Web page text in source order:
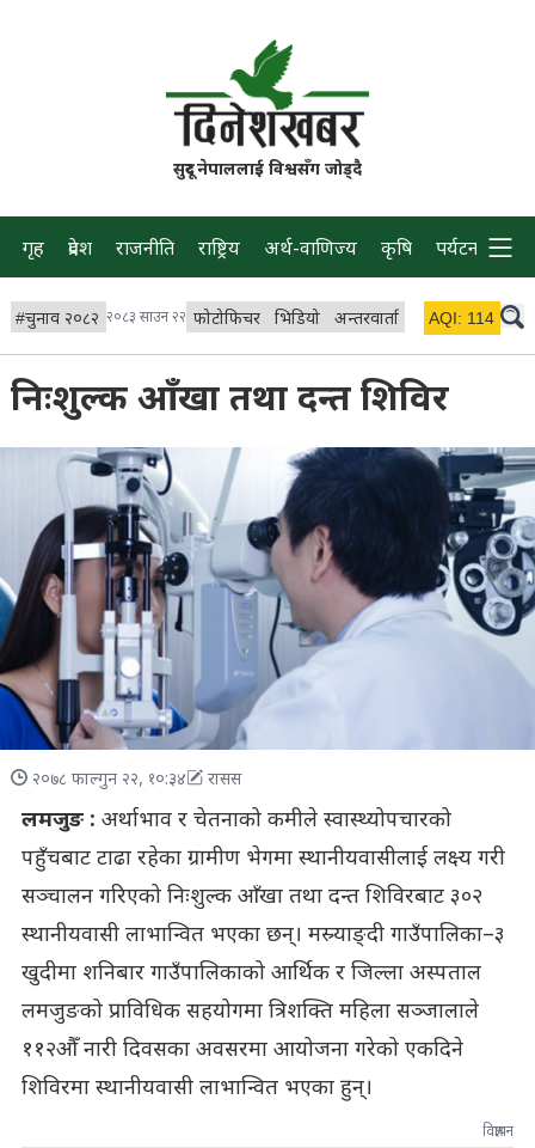
सुदूर नेपाललाई विश्वसँग जोड्दै
गृह प्रदेश राजनीति राष्ट्रिय अर्थ-वाणिज्य कृषि पर्यटन प्रवास
#चुनाव २०८२ २०८३ साउन २२ फोटोफिचर भिडियो अन्तरवार्ता विचार/ब्लग
AQI: 114
निःशुल्क आँखा तथा दन्त शिविर
२०७८ फाल्गुन २२, १०:३४ रासस
लमजुङ : अर्थाभाव र चेतनाको कमीले स्वास्थ्योपचारको
पहुँचबाट टाढा रहेका ग्रामीण भेगमा स्थानीयवासीलाई लक्ष्य गरी
सञ्चालन गरिएको निःशुल्क आँखा तथा दन्त शिविरबाट ३०२
स्थानीयवासी लाभान्वित भएका छन्। मस्र्याङ्दी गाउँपालिका–३
खुदीमा शनिबार गाउँपालिकाको आर्थिक र जिल्ला अस्पताल
लमजुङको प्राविधिक सहयोगमा त्रिशक्ति महिला सञ्जालाले
११२औँ नारी दिवसका अवसरमा आयोजना गरेको एकदिने
शिविरमा स्थानीयवासी लाभान्वित भएका हुन्।
विज्ञापन